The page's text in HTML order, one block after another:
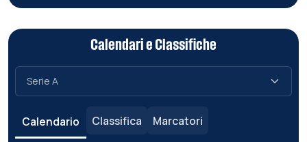
Calendari e Classifiche
Calendario Classifica Marcatori